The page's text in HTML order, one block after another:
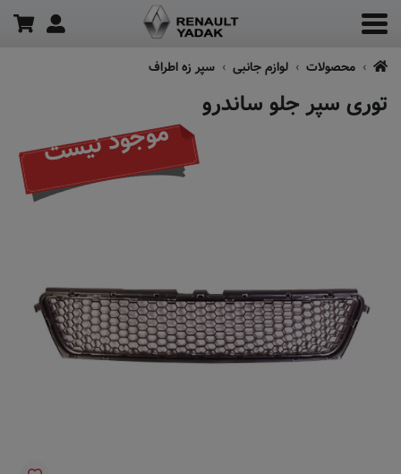
محصولات لوازم جانبی سپر زه اطراف
توری سپر جلو ساندرو
موجود نیست